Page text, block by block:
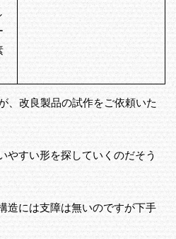
、改良製品の試作をご依頼いた
やすい形を探していくのだそう
造には支障は無いのですが下手